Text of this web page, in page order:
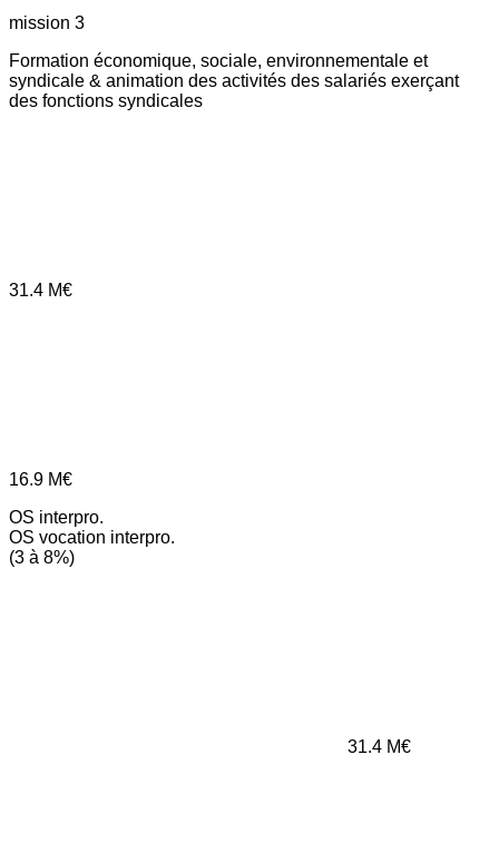
mission 3
Formation économique, sociale, environnementale et
syndicale & animation des activités des salariés exerçant
des fonctions syndicales
31.4 M€
16.9 M€
OS interpro.
OS vocation interpro.
(3 à 8%)
31.4 M€